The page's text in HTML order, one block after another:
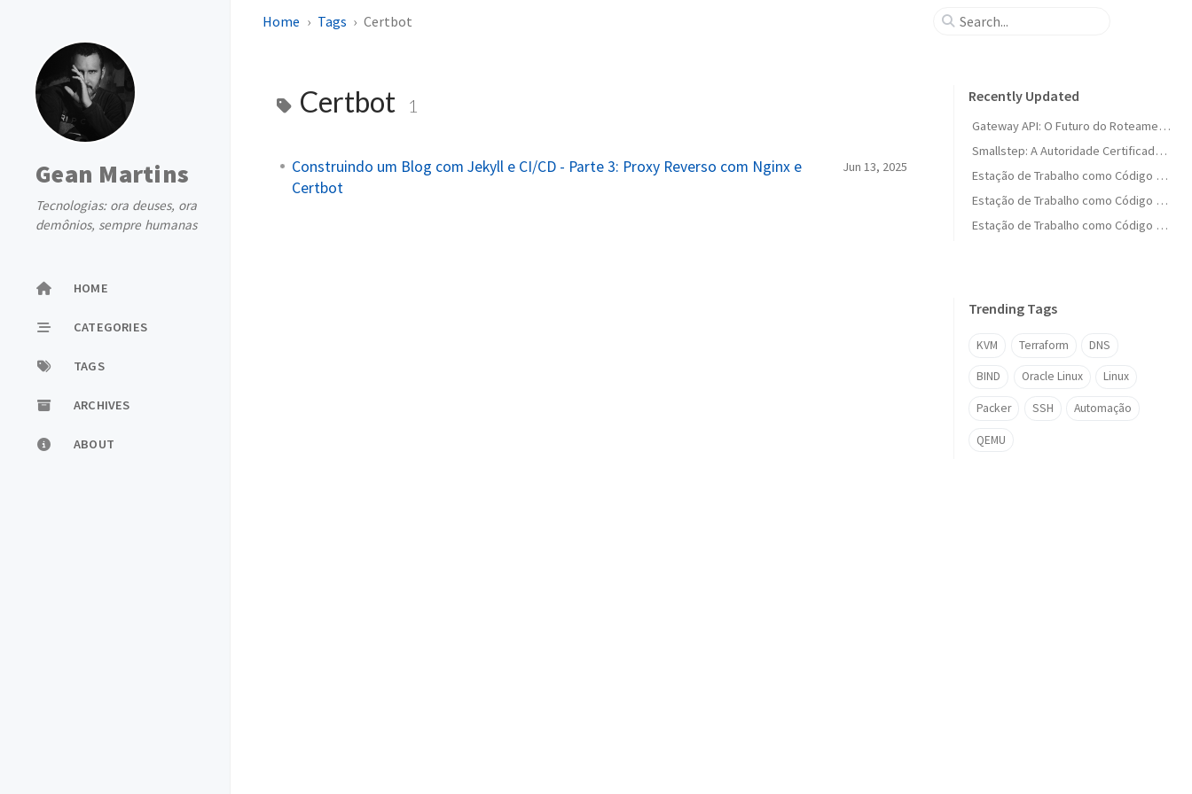
Gean Martins
Tecnologias: ora deuses, ora
demônios, sempre humanas
HOME
CATEGORIES
TAGS
ARCHIVES
ABOUT
Home Tags Certbot
Certbot 1
Construindo um Blog com Jekyll e CI/CD - Parte 3: Proxy Reverso com Nginx e
Certbot
Jun 13, 2025
Recently Updated
Gateway API: O Futuro do Roteamento no Kubernetes
Smallstep: A Autoridade Certificadora Moderna para Ambientes Cloud-Native
Estação de Trabalho como Código (Parte 1.5): Ferramentas Essenciais do Linux
Estação de Trabalho como Código (Parte 15): Balanço Geral e Fechamento da Série
Estação de Trabalho como Código (Parte 14): Infraestrutura no GCP com Terraform
Trending Tags
KVM Terraform DNS
BIND Oracle Linux Linux
Packer SSH Automação
QEMU